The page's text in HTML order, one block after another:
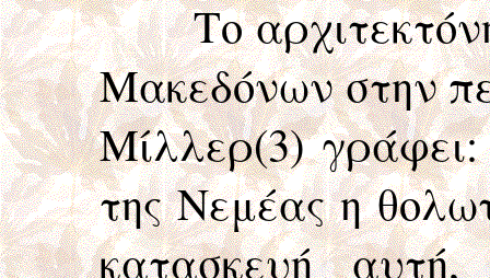
Το
Μακεδόνων στην
Μίλλερ(3)
της Νεμέας η
κατασκευή αυτή,